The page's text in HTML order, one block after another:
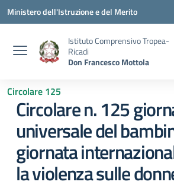
Vai ai contenuti
Vai al menu di navigazione
Vai al footer
Ministero dell'Istruzione e del Merito
Istituto Comprensivo Tropea-
Ricadi
Don Francesco Mottola
Circolare 125
Circolare n. 125
universale del
giornata
la violenza sulle